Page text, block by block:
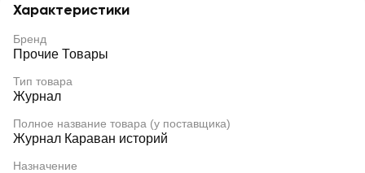
Характеристики
Бренд
Прочие Товары
Тип товара
Журнал
Полное название товара (у поставщика)
Журнал Караван историй
Назначение